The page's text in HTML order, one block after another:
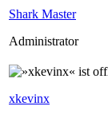
Shark Master
Administrator
xkevinx